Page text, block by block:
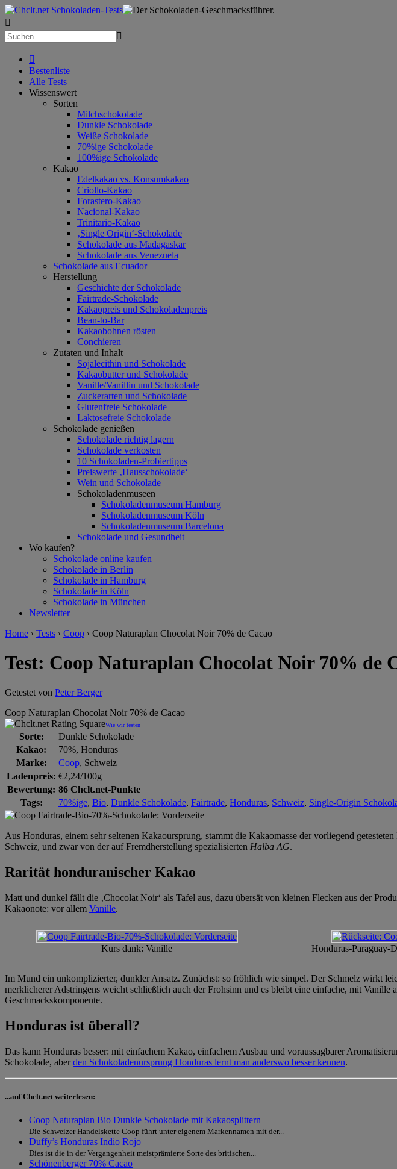



Bestenliste
Alle Tests
Wissenswert
Sorten
Milchschokolade
Dunkle Schokolade
Weiße Schokolade
70%ige Schokolade
100%ige Schokolade
Kakao
Edelkakao vs. Konsumkakao
Criollo-Kakao
Forastero-Kakao
Nacional-Kakao
Trinitario-Kakao
‚Single Origin‘-Schokolade
Schokolade aus Madagaskar
Schokolade aus Venezuela
Schokolade aus Ecuador
Herstellung
Geschichte der Schokolade
Fairtrade-Schokolade
Kakaopreis und Schokoladenpreis
Bean-to-Bar
Kakaobohnen rösten
Conchieren
Zutaten und Inhalt
Sojalecithin und Schokolade
Kakaobutter und Schokolade
Vanille/Vanillin und Schokolade
Zuckerarten und Schokolade
Glutenfreie Schokolade
Laktosefreie Schokolade
Schokolade genießen
Schokolade richtig lagern
Schokolade verkosten
10 Schokoladen-Probiertipps
Preiswerte ‚Hausschokolade‘
Wein und Schokolade
Schokoladenmuseen
Schokoladenmuseum Hamburg
Schokoladenmuseum Köln
Schokoladenmuseum Barcelona
Schokolade und Gesundheit
Wo kaufen?
Schokolade online kaufen
Schokolade in Berlin
Schokolade in Hamburg
Schokolade in Köln
Schokolade in München
Newsletter
Home › Tests › Coop › Coop Naturaplan Chocolat Noir 70% de Cacao
Test: Coop Naturaplan Chocolat Noir 70% de
Getestet von Peter Berger
Coop Naturaplan Chocolat Noir 70% de Cacao
Wie wir testen
Sorte:
Dunkle Schokolade
Kakao:
70%, Honduras
Marke:
Coop, Schweiz
Ladenpreis: €2,24/100g
Bewertung: 86 Chclt.net-Punkte
Tags:
70%ige, Bio, Dunkle Schokolade, Fairtrade, Honduras, Schweiz, Single-Origin
Aus Honduras, einem sehr seltenen Kakaoursprung, stammt die Kakaomasse der vorliegend
Schweiz, und zwar von der auf Fremdherstellung spezialisierten Halba AG.
Rarität honduranischer Kakao
Matt und dunkel fällt die ‚Chocolat Noir‘ als Tafel aus, dazu übersät von kleinen Flecken aus der
Kakaonote: vor allem Vanille.
Kurs dank: Vanille Honduras-Paraguay-
Im Mund ein unkomplizierter, dunkler Ansatz. Zunächst: so fröhlich wie simpel. Der Schmelz wirkt
merklicherer Adstringens weicht schließlich auch der Frohsinn und es bleibt eine einfache, mit
Geschmackskomponente.
Honduras ist überall?
Das kann Honduras besser: mit einfachem Kakao, einfachem Ausbau und voraussagbarer
Schokolade, aberden Schokoladenursprung Honduras lernt man anderswo besser kennen.
...auf Chclt.net weiterlesen:
Coop Naturaplan Bio Dunkle Schokolade mit Kakaosplittern
Die Schweizer Handelskette Coop führt unter eigenem Markennamen mit der...
Duffy’s Honduras Indio Rojo
Dies ist die in der Vergangenheit meistprämierte Sorte des britischen...
Schönenberger 70% Cacao